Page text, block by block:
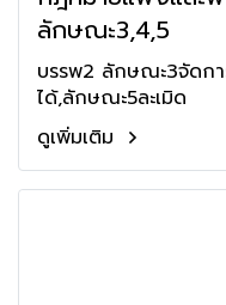
ลักษณะ3,4,5
บรรพ2 ลักษณะ3จัดก
ได้,ลักษณะ5ละเมิด
ดูเพิ่มเติม